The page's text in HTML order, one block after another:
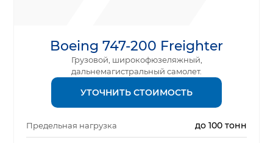
Boeing 747-200 Freighter
Грузовой, широкофюзеляжный,
дальнемагистральный самолет.
УТОЧНИТЬ СТОИМОСТЬ
Предельная нагрузка до 100 тонн